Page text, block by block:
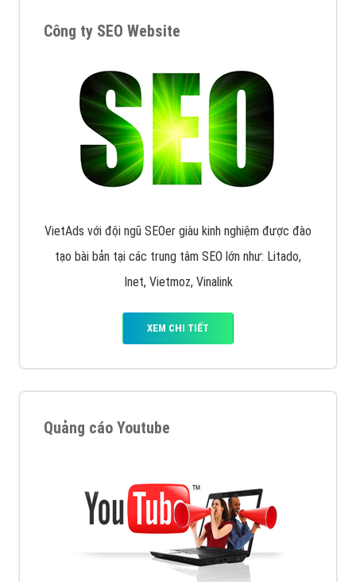
Công ty SEO Website
VietAds với đội ngũ SEOer giàu kinh nghiệm được đào
tạo bài bản tại các trung tâm SEO lớn như: Litado,
Inet, Vietmoz, Vinalink
XEM CHI TIẾT
Quảng cáo Youtube